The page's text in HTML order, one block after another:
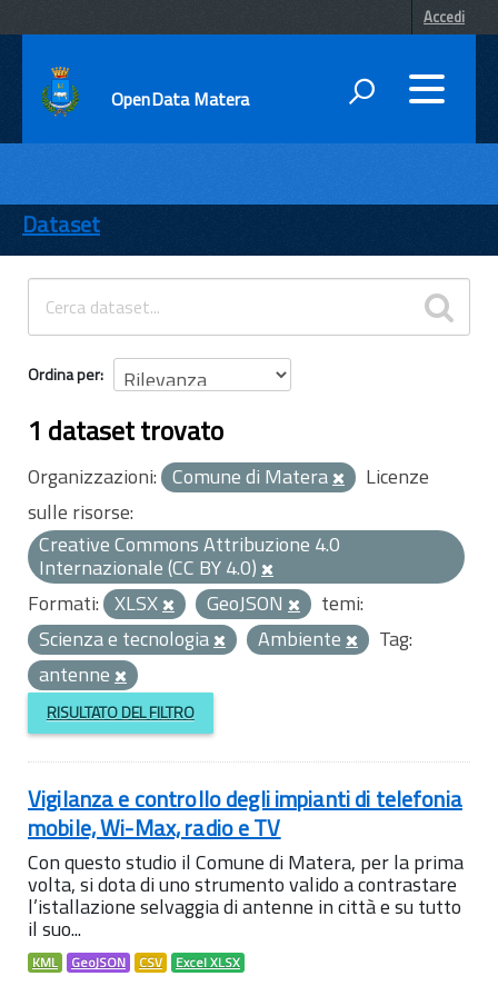
Accedi
OpenData Matera
ENTI
TEMI
INFORMAZIONI
Dataset
Ordina per
1 dataset trovato
Organizzazioni: Comune di Matera
Licenze
sulle risorse:
Creative Commons Attribuzione 4.0
Internazionale (CC BY 4.0)
Formati: XLSX GeoJSON
temi:
Scienza e tecnologia
Ambiente
Tag:
antenne
RISULTATO DEL FILTRO
Vigilanza e controllo degli impianti di telefonia
mobile, Wi-Max, radio e TV
Con questo studio il Comune di Matera, per la prima
volta, si dota di uno strumento valido a contrastare
l’istallazione selvaggia di antenne in città e su tutto
il suo...
KML GeoJSON CSV Excel XLSX